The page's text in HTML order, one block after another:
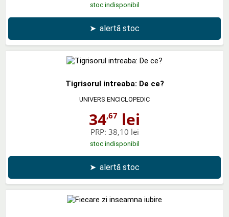
stoc indisponibil
➤ alertă stoc
Tigrisorul intreaba: De ce?
UNIVERS ENCICLOPEDIC
34,67 lei
PRP: 38,10 lei
stoc indisponibil
➤ alertă stoc